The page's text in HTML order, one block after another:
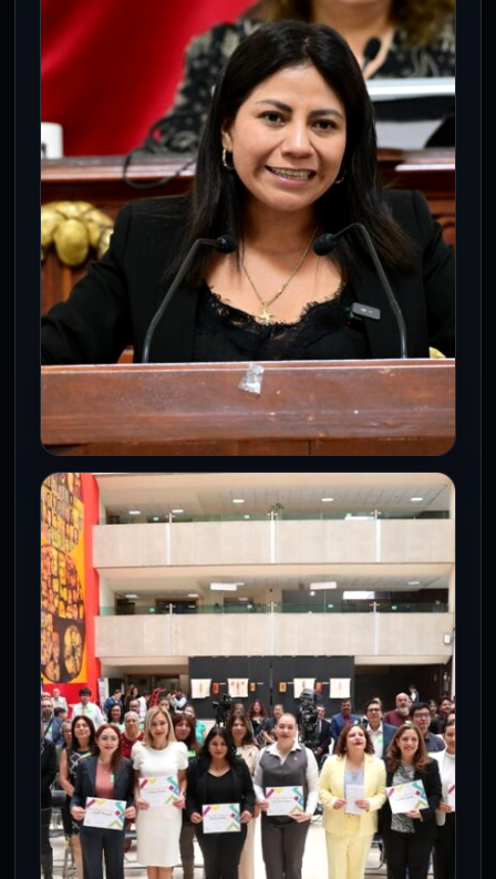
15 Jun 2026
Dormir, moverse, convivir y cumplir metas
pequeñas ayuda más que perseguir
estímulos rápidos.
CDMX
Aprueban reforma contra la
discriminación por salud, pero
persisten desafíos de aplicación
8 Jun 2026
Ciudad de México, 8 de junio de 2026.- El
Congreso de la Ciudad de México aprobó
reformas a…